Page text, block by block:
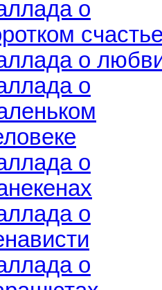
о
о
о
о
о
о